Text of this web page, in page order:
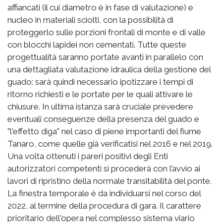
affiancati (il cui diametro è in fase di valutazione) e
nucleo in materiali sciolti, con la possibilità di
proteggerlo sulle porzioni frontali di monte e di valle
con blocchi lapidei non cementati. Tutte queste
progettualità saranno portate avanti in parallelo con
una dettagliata valutazione idraulica della gestione del
guado: sarà quindi necessario ipotizzare i tempi di
ritorno richiesti e le portate per le quali attivare le
chiusure. In ultima istanza sarà cruciale prevedere
eventuali conseguenze della presenza del guado e
"l'effetto diga" nel caso di piene importanti del fiume
Tanaro, come quelle già verificatisi nel 2016 e nel 2019.
Una volta ottenuti i pareri positivi degli Enti
autorizzatori competenti si procederà con l’avvio ai
lavori di ripristino della normale transitabilità del ponte.
La finestra temporale è da individuarsi nel corso del
2022, al termine della procedura di gara. Il carattere
prioritario dell'opera nel complesso sistema viario